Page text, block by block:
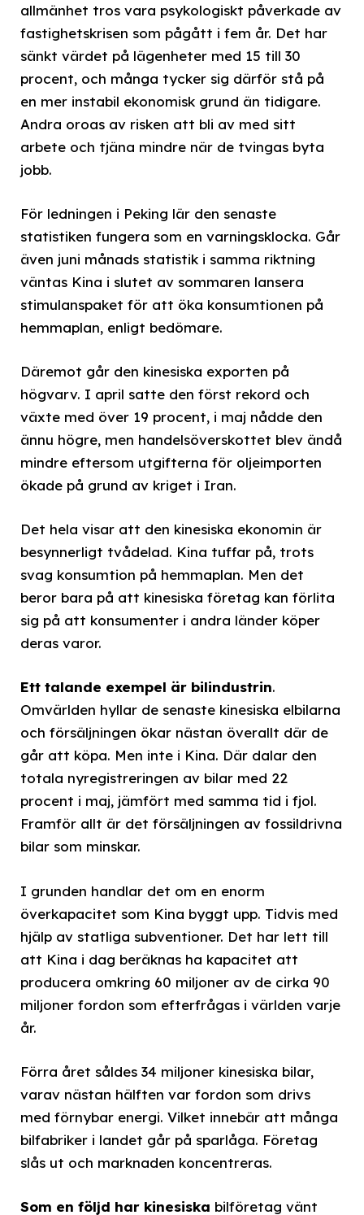
allmänhet tros vara psykologiskt påverkade av
fastighetskrisen som pågått i fem år. Det har
sänkt värdet på lägenheter med 15 till 30
procent, och många tycker sig därför stå på
en mer instabil ekonomisk grund än tidigare.
Andra oroas av risken att bli av med sitt
arbete och tjäna mindre när de tvingas byta
jobb.
För ledningen i Peking lär den senaste
statistiken fungera som en varningsklocka. Går
även juni månads statistik i samma riktning
väntas Kina i slutet av sommaren lansera
stimulanspaket för att öka konsumtionen på
hemmaplan, enligt bedömare.
Däremot går den kinesiska exporten på
högvarv. I april satte den först rekord och
växte med över 19 procent, i maj nådde den
ännu högre, men handelsöverskottet blev ändå
mindre eftersom utgifterna för oljeimporten
ökade på grund av kriget i Iran.
Det hela visar att den kinesiska ekonomin är
besynnerligt tvådelad. Kina tuffar på, trots
svag konsumtion på hemmaplan. Men det
beror bara på att kinesiska företag kan förlita
sig på att konsumenter i andra länder köper
deras varor.
Ett talande exempel är bilindustrin.
Omvärlden hyllar de senaste kinesiska elbilarna
och försäljningen ökar nästan överallt där de
går att köpa. Men inte i Kina. Där dalar den
totala nyregistreringen av bilar med 22
procent i maj, jämfört med samma tid i fjol.
Framför allt är det försäljningen av fossildrivna
bilar som minskar.
I grunden handlar det om en enorm
överkapacitet som Kina byggt upp. Tidvis med
hjälp av statliga subventioner. Det har lett till
att Kina i dag beräknas ha kapacitet att
producera omkring 60 miljoner av de cirka 90
miljoner fordon som efterfrågas i världen varje
år.
Förra året såldes 34 miljoner kinesiska bilar,
varav nästan hälften var fordon som drivs
med förnybar energi. Vilket innebär att många
bilfabriker i landet går på sparlåga. Företag
slås ut och marknaden koncentreras.
Som en följd har kinesiska bilföretag vänt